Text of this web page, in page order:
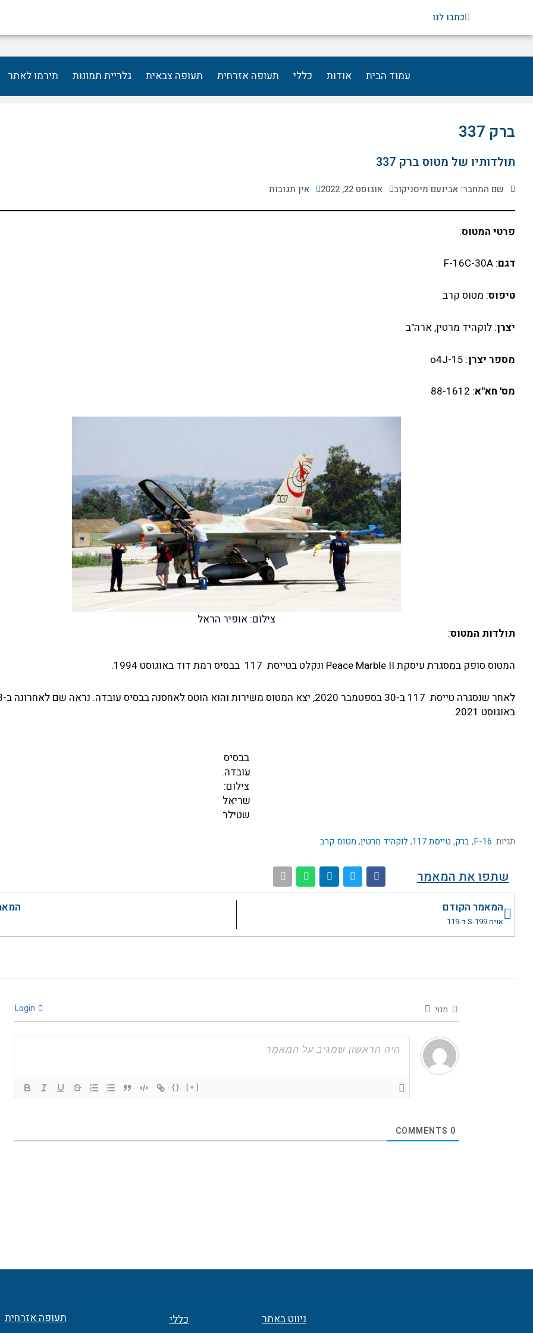
כתבו לנו
עמוד הבית אודות כללי תעופה אזרחית תעופה צבאית גלריית תמונות תירמו לאתר
ברק 337
תולדותיו של מטוס ברק 337
שם המחבר: אבינעם מיסניקוב אוגוסט 22, 2022 אין תגובות
פרטי המטוס:
דגם: F-16C-30A
טיפוס: מטוס קרב
יצרן: לוקהיד מרטין, ארה"ב
מספר יצרן: o4J-15
מס' חא"א: 88-1612
צילום: אופיר הראל
תולדות המטוס:
המטוס סופק במסגרת עיסקת Peace Marble II ונקלט בטייסת 117 בבסיס רמת דוד באוגוסט 1994.
לאחר שנסגרה
באוגוסט 2021.
בבסיס
עובדה.
צילום:
שריאל
שטילר
תגיות: F-16
,ברק, טייסת 117 ,לוקהיד מרטין,מטוס קרב
שתפו את המאמר
קודם
המאמר הקודם
אויה S-199 ד-119
מנוי
{} [+]
0
ניווט באתר כללי תעופה אזרחית